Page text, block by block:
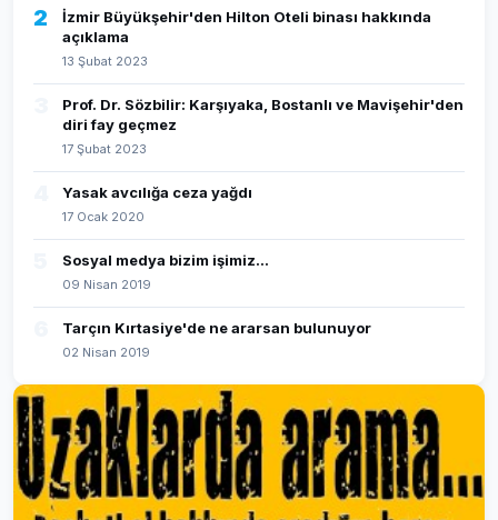
2
İzmir Büyükşehir'den Hilton Oteli binası hakkında
açıklama
13 Şubat 2023
Prof. Dr. Sözbilir: Karşıyaka, Bostanlı ve Mavişehir'den
diri fay geçmez
17 Şubat 2023
Yasak avcılığa ceza yağdı
17 Ocak 2020
Sosyal medya bizim işimiz...
09 Nisan 2019
Tarçın Kırtasiye'de ne ararsan bulunuyor
02 Nisan 2019